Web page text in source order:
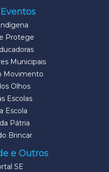
Protege
Municipais
Movimento
Olhos
Escolas
Escola
Pátria
Brincar
e Outros
SE